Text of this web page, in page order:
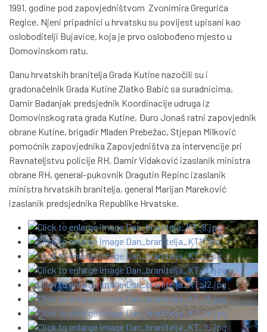
1991. godine pod zapovjedništvom Zvonimira Gregurića
Regice. Njeni pripadnici u hrvatsku su povijest upisani kao
osloboditelji Bujavice, koja je prvo oslobođeno mjesto u
Domovinskom ratu.
Danu hrvatskih branitelja Grada Kutine nazočili su i
gradonačelnik Grada Kutine Zlatko Babić sa suradnicima,
Damir Badanjak predsjednik Koordinacije udruga iz
Domovinskog rata grada Kutine, Đuro Jonaš ratni zapovjednik
obrane Kutine, brigadir Mladen Prebežac, Stjepan Milković
pomoćnik zapovjednika Zapovjedništva za intervencije pri
Ravnateljstvu policije RH, Damir Vidaković izaslanik ministra
obrane RH, general-pukovnik Dragutin Repinc izaslanik
ministra hrvatskih branitelja, general Marijan Mareković
izaslanik predsjednika Republike Hrvatske.